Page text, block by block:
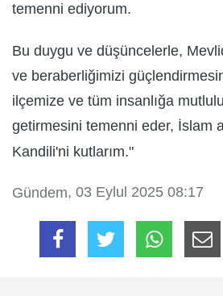
temenni ediyorum.
Bu duygu ve düşüncelerle,
ve beraberliğimizi
ilçemize ve tüm insanlığa
getirmesini temenni eder, İslam
Kandili'ni kutlarım."
Gündem, 03 Eylul 2025 08:17